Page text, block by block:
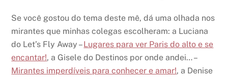
Se você gostou do tema deste mê, dá uma olhada nos
mirantes que minhas colegas escolheram: a Luciana
do Let’s Fly Away –Lugares para ver Paris do alto e se
encantar!, a Gisele do Destinos por onde andei… –
Mirantes imperdíveis para conhecer e amar!, a Denise